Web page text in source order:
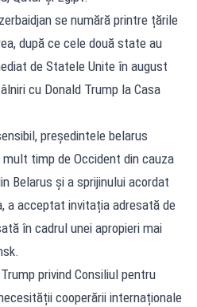
se numără printre țările
după ce cele două state au
de Statele Unite în august
cu Donald Trump la Casa
președintele belarus
timp de Occident din cauza
Belarus și a sprijinului acordat
a acceptat invitația adresată de
în cadrul unei apropieri mai
privind Consiliul pentru
cooperării internaționale